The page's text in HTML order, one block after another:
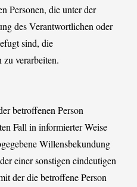
Personen, die unter der
des Verantwortlichen oder
sind, die
zu verarbeiten.
betroffenen Person
Fall in informierter Weise
Willensbekundung
einer sonstigen eindeutigen
der die betroffene Person